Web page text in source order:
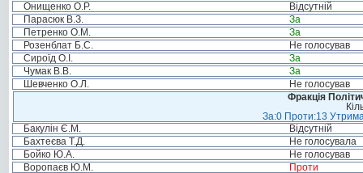
Онищенко О.Р.
Відсутній
Парасюк В.З.
За
Петренко О.М.
За
Розенблат Б.С.
Не голосував
Сироїд О.І.
За
Чумак В.В.
За
Шевченко О.Л.
Не голосував
Фракція
За:0 Проти:13
Бакулін Є.М.
Відсутній
Бахтеєва Т.Д.
Не голосувала
Бойко Ю.А.
Не голосував
Воропаєв Ю.М.
Проти